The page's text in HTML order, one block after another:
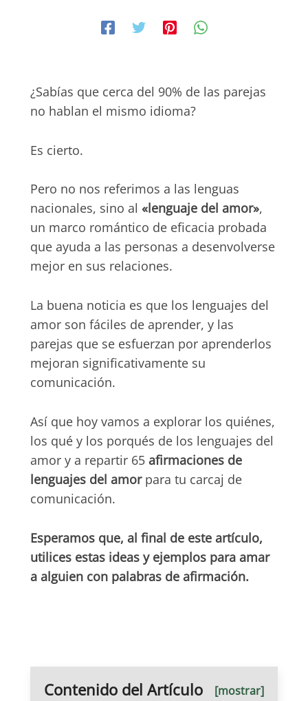
¿Sabías que cerca del 90% de las parejas
no hablan el mismo idioma?
Es cierto.
Pero no nos referimos a las lenguas
nacionales, sino al «lenguaje del amor»,
un marco romántico de eficacia probada
que ayuda a las personas a desenvolverse
mejor en sus relaciones.
La buena noticia es que los lenguajes del
amor son fáciles de aprender, y las
parejas que se esfuerzan por aprenderlos
mejoran significativamente su
comunicación.
Así que hoy vamos a explorar los quiénes,
los qué y los porqués de los lenguajes del
amor y a repartir 65 afirmaciones de
lenguajes del amorpara tu carcaj de
comunicación.
Esperamos que, al final de este artículo,
utilices estas ideas y ejemplos para amar
a alguien con palabras de afirmación.
Contenido del Artículo [mostrar]